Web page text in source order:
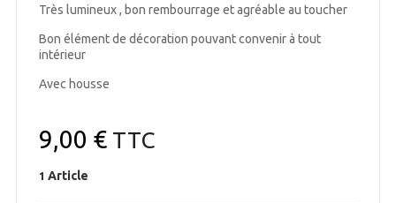
Très lumineux , bon rembourrage et agréable au toucher
Bon élément de décoration pouvant convenir à tout
intérieur
Avec housse
9,00 €TTC
1 Article